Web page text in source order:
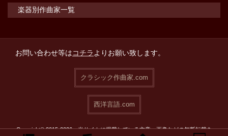
楽器別作曲家一覧
お問い合わせ等はコチラよりお願い致します。
クラシック作曲家.com
西洋言語.com
Copyright© 2015-2026 当サイトに掲載している文章・画像などの無断転載を